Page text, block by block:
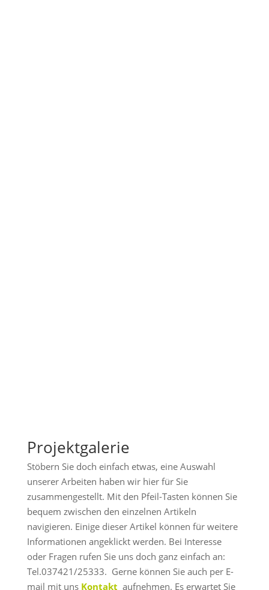
Projektgalerie
Stöbern Sie doch einfach etwas, eine Auswahl
unserer Arbeiten haben wir hier für Sie
zusammengestellt. Mit den Pfeil-Tasten können Sie
bequem zwischen den einzelnen Artikeln
navigieren. Einige dieser Artikel können für weitere
Informationen angeklickt werden. Bei Interesse
oder Fragen rufen Sie uns doch ganz einfach an:
Tel.037421/25333. Gerne können Sie auch per E-
mail mit uns Kontakt aufnehmen. Es erwartet Sie